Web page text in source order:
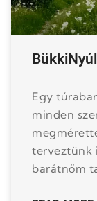
Egy
minden
terveztünk
barátnőm